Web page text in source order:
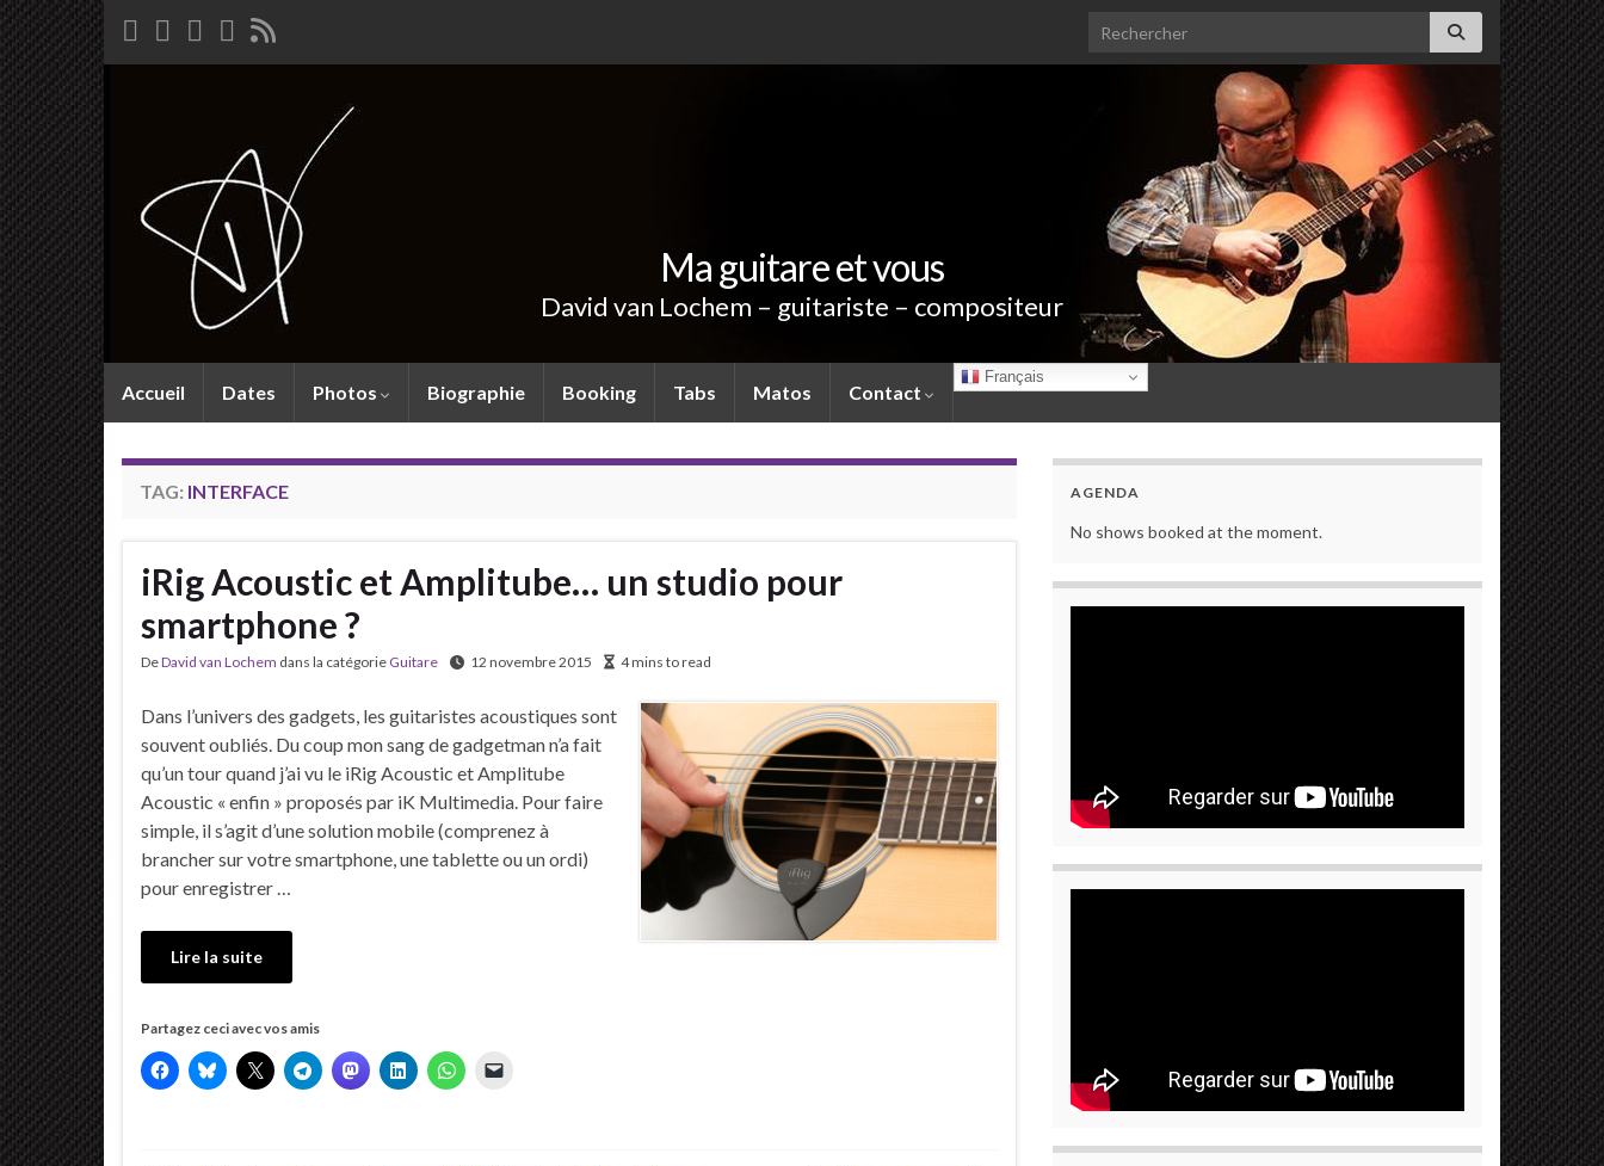
Search for:
Ma guitare et vous
David van Lochem – guitariste – compositeur
Accueil Dates Photos Biographie Booking Tabs Matos Contact
Français
TAG: INTERFACE
iRig Acoustic et Amplitube… un studio pour
smartphone ?
DeDavid van Lochem dans la catégorie Guitare 12 novembre 2015 4 mins to read
Dans l’univers des gadgets, les guitaristes acoustiques sont
souvent oubliés. Du coup mon sang de gadgetman n’a fait
qu’un tour quand j’ai vu le iRig Acoustic et Amplitube
Acoustic « enfin » proposés par iK Multimedia. Pour faire
simple, il s’agit d’une solution mobile (comprenez à
brancher sur votre smartphone, une tablette ou un ordi)
pour enregistrer …
Lire la suite
Partagez ceci avec vos amis
AGENDA
No shows booked at the moment.